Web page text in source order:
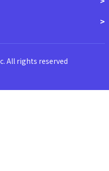
All rights reserved